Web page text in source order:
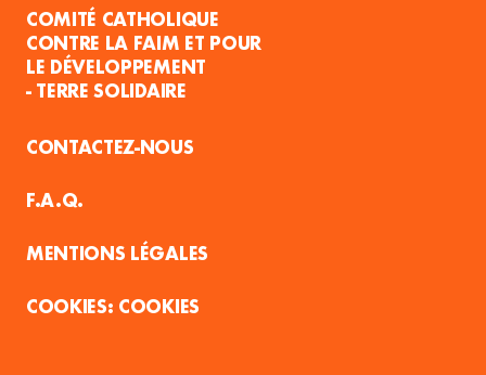
COMITÉ CATHOLIQUE
CONTRE LA FAIM ET POUR
LE DÉVELOPPEMENT
- TERRE SOLIDAIRE
CONTACTEZ-NOUS
F.A.Q.
MENTIONS LÉGALES
COOKIES